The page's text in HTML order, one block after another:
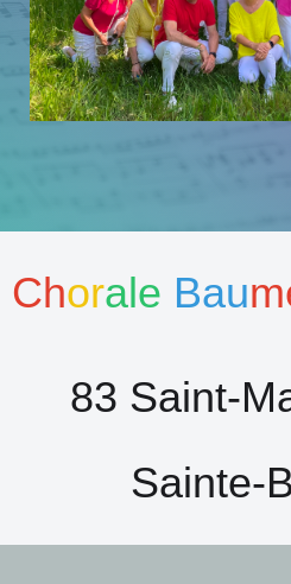
Chorale Bau
83 Saint-
Sainte-